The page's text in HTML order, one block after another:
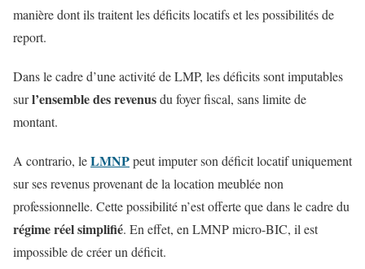
manière dont ils traitent les déficits locatifs et les possibilités de
report.
Dans le cadre d’une activité de LMP, les déficits sont imputables
surl’ensemble des revenusdu foyer fiscal, sans limite de
montant.
A contrario, leLMNPpeut imputer son déficit locatif uniquement
sur ses revenus provenant de la location meublée non
professionnelle. Cette possibilité n’est offerte que dans le cadre du
régime réel simplifié. En effet, en LMNP micro-BIC, il est
impossible de créer un déficit.